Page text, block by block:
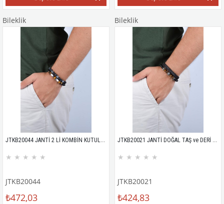
Bileklik
JTKB20044 JANTİ 2 Lİ KOMBİN KUTULU BİLEKLİK
★ ★ ★ ★ ★
JTKB20044
₺472,03
Bileklik
JTKB20021 JANTİ DOĞAL TAŞ ve DERİ KOMBİN BİLEKLİK
★ ★ ★ ★ ★
JTKB20021
₺424,83